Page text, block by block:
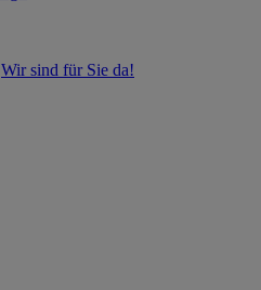
Wir sind für Sie da!